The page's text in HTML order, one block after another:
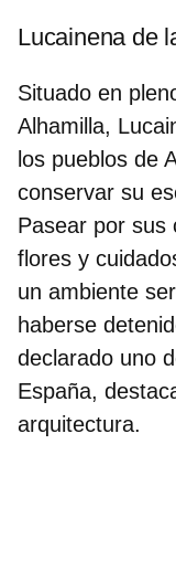
Lucainena de
Situado en
Alhamilla,
los pueblos de
conservar su
Pasear por sus
flores y
un ambiente
haberse
declarado uno
España,
arquitectura.